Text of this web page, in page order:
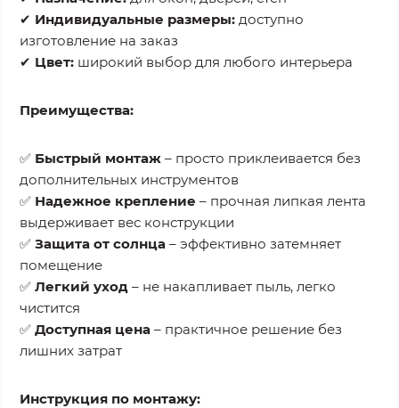
✔ Индивидуальные размеры: доступно
изготовление на заказ
✔ Цвет: широкий выбор для любого интерьера
Преимущества:
✅ Быстрый монтаж – просто приклеивается без
дополнительных инструментов
✅ Надежное крепление – прочная липкая лента
выдерживает вес конструкции
✅ Защита от солнца – эффективно затемняет
помещение
✅ Легкий уход – не накапливает пыль, легко
чистится
✅ Доступная цена – практичное решение без
лишних затрат
Инструкция по монтажу: